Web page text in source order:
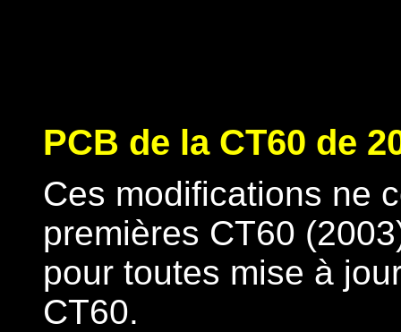
PCB de la CT60 de
Ces modifications ne
premières CT60
pour toutes mise à
CT60.